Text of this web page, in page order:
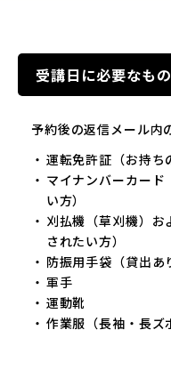
受講日に必要なもの
予約後の返信メール内
運転免許証（お持ち
マイナンバーカー
い方）
刈払機（草刈機）
されたい方）
防振用手袋（貸出あ
軍手
運動靴
作業服（長袖・長ズ